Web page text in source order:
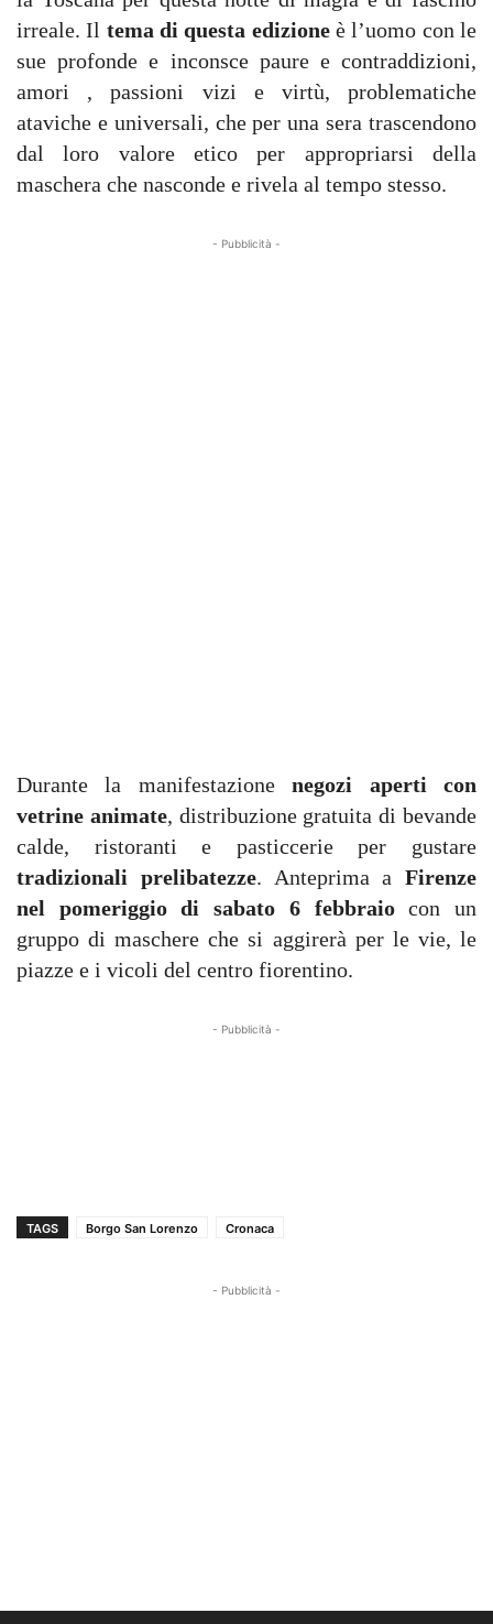
irreale. Il tema di questa edizioneè l’uomo con le
sue profonde e inconsce paure e contraddizioni,
amori , passioni vizi e virtù, problematiche
ataviche e universali, che per una sera trascendono
dal loro valore etico per appropriarsi della
maschera che nasconde e rivela al tempo stesso.
- Pubblicità -
Durante la manifestazionenegozi aperti con
vetrine animate, distribuzione gratuita di bevande
calde, ristoranti e pasticcerie per gustare
tradizionali prelibatezze. Anteprima a Firenze
nel pomeriggio di sabato 6 febbraiocon un
gruppo di maschere che si aggirerà per le vie, le
piazze e i vicoli del centro fiorentino.
- Pubblicità -
TAGS Borgo San Lorenzo Cronaca
- Pubblicità -